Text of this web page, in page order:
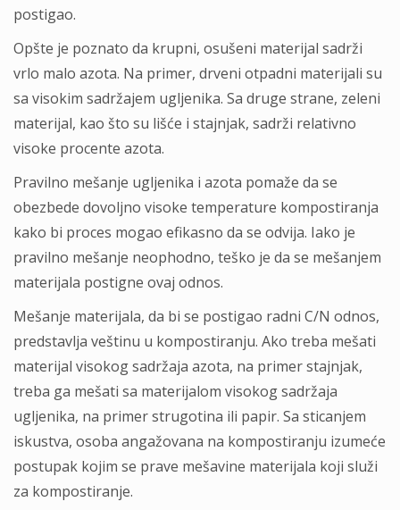
postigao.
Opšte je poznato da krupni, osušeni materijal sadrži
vrlo malo azota. Na primer, drveni otpadni materijali su
sa visokim sadržajem ugljenika. Sa druge strane, zeleni
materijal, kao što su lišće i stajnjak, sadrži relativno
visoke procente azota.
Pravilno mešanje ugljenika i azota pomaže da se
obezbede dovoljno visoke temperature kompostiranja
kako bi proces mogao efikasno da se odvija. Iako je
pravilno mešanje neophodno, teško je da se mešanjem
materijala postigne ovaj odnos.
Mešanje materijala, da bi se postigao radni C/N odnos,
predstavlja veštinu u kompostiranju. Ako treba mešati
materijal visokog sadržaja azota, na primer stajnjak,
treba ga mešati sa materijalom visokog sadržaja
ugljenika, na primer strugotina ili papir. Sa sticanjem
iskustva, osoba angažovana na kompostiranju izumeće
postupak kojim se prave mešavine materijala koji služi
za kompostiranje.